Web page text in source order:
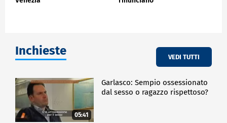
Inchieste VEDI TUTTI
05:41
Garlasco: Sempio ossessionato
dal sesso o ragazzo rispettoso?